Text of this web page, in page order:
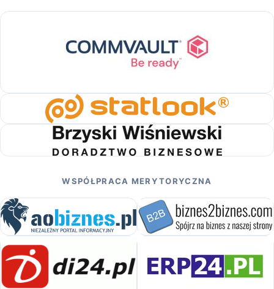
WSPÓŁPRACA MERYTORYCZNA